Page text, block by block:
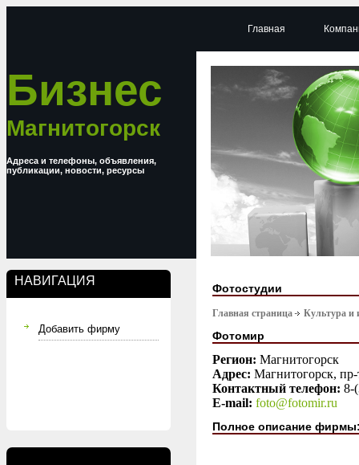
Бизнес
Магнитогорск
Адреса и телефоны, объявления,
публикации, новости, ресурсы
НАВИГАЦИЯ
Добавить фирму
Главная
Фотостудии
Главная страница Культура и
Фотомир
Регион: Магнитогорск
Адрес: Магнитогорск,
Контактный телефон: 8-
E-mail: foto@fotomir.ru
Полное описание